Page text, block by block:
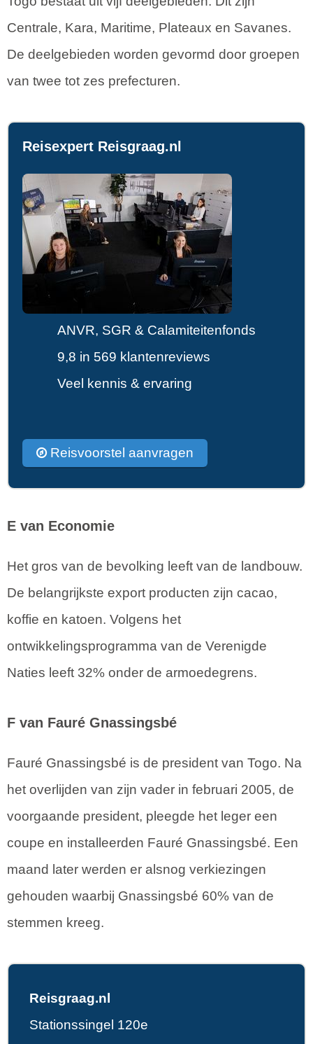
Centrale, Kara, Maritime, Plateaux en Savanes.
De deelgebieden worden gevormd door groepen
van twee tot zes prefecturen.
Reisexpert Reisgraag.nl
ANVR, SGR & Calamiteitenfonds
9,8 in 569 klantenreviews
Veel kennis & ervaring
Reisvoorstel aanvragen
E van Economie
Het gros van de bevolking leeft van de landbouw.
De belangrijkste export producten zijn cacao,
koffie en katoen. Volgens het
ontwikkelingsprogramma van de Verenigde
Naties leeft 32% onder de armoedegrens.
F van Fauré Gnassingsbé
Fauré Gnassingsbé is de president van Togo. Na
het overlijden van zijn vader in februari 2005, de
voorgaande president, pleegde het leger een
coupe en installeerden Fauré Gnassingsbé. Een
maand later werden er alsnog verkiezingen
gehouden waarbij Gnassingsbé 60% van de
stemmen kreeg.
Reisgraag.nl
Stationssingel 120e